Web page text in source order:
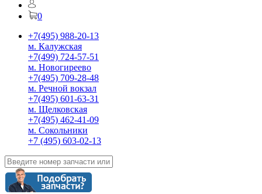
0
+7(495) 988-20-13
м. Калужская
+7(499) 724-57-51
м. Новогиреево
+7(495) 709-28-48
м. Речной вокзал
+7(495) 601-63-31
м. Щелковская
+7(495) 462-41-09
м. Сокольники
+7 (495) 603-02-13